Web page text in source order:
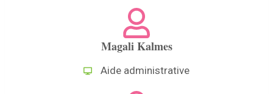
Magali Kalmes
Aide administrative